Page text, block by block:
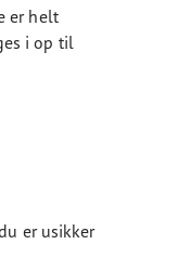
er helt
i op til
er usikker